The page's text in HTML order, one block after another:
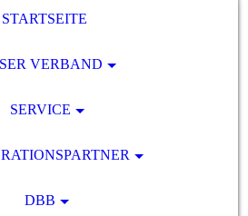
STARTSEITE
VERBAND
SERVICE
DBB